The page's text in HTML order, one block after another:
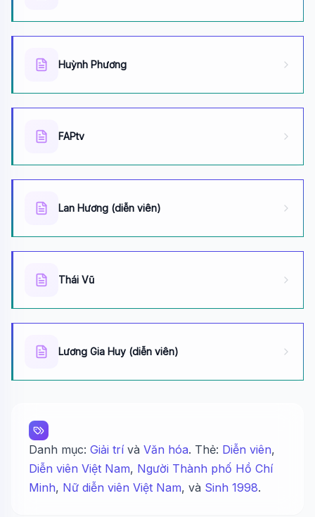
Huỳnh Phương
FAPtv
Lan Hương (diễn viên)
Thái Vũ
Lương Gia Huy (diễn viên)
Danh mục: Giải trívà Văn hóa. Thẻ: Diễn viên,
Diễn viên Việt Nam, Người Thành phố Hồ Chí
Minh, Nữ diễn viên Việt Nam, và Sinh 1998.